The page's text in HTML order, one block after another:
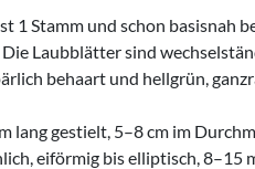
1 Stamm und schon
Laubblätter sind
behaart und hellgrün,
lang gestielt, 5–8 cm im
eiförmig bis elliptisch,